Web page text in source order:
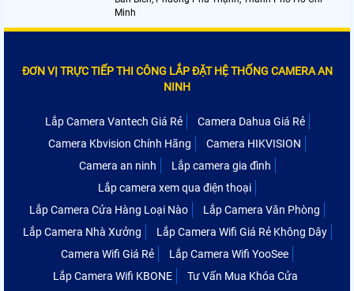
Minh
ĐƠN VỊ TRỰC TIẾP THI CÔNG LẮP ĐẶT HỆ THỐNG CAMERA AN
NINH
Lắp Camera Vantech Giá Rẻ
Camera Dahua Giá Rẻ
Camera Kbvision Chính Hãng
Camera HIKVISION
Camera an ninh
Lắp camera gia đình
Lắp camera xem qua điện thoại
Lắp Camera Cửa Hàng Loại Nào
Lắp Camera Văn Phòng
Lắp Camera Nhà Xưởng
Lắp Camera Wifi Giá Rẻ Không Dây
Camera Wifi Giá Rẻ
Lắp Camera Wifi YooSee
Lắp Camera Wifi KBONE
Tư Vấn Mua Khóa Cửa